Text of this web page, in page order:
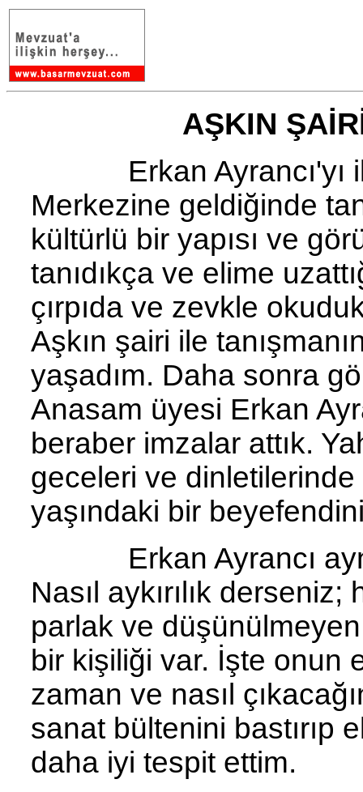
AŞKIN
Erkan Ayrancı'yı
Merkezine geldiğinde
kültürlü bir yapısı ve
tanıdıkça ve elime
çırpıda ve zevkle
Aşkın şairi ile
yaşadım. Daha sonra
Anasam üyesi Erkan
beraber imzalar attık.
geceleri ve dinletilerinde
yaşındaki bir
Erkan Ayrancı aynı
Nasıl aykırılık
parlak ve
bir kişiliği var. İşte onun
zaman ve nasıl
sanat bültenini bastırıp
daha iyi tespit ettim.